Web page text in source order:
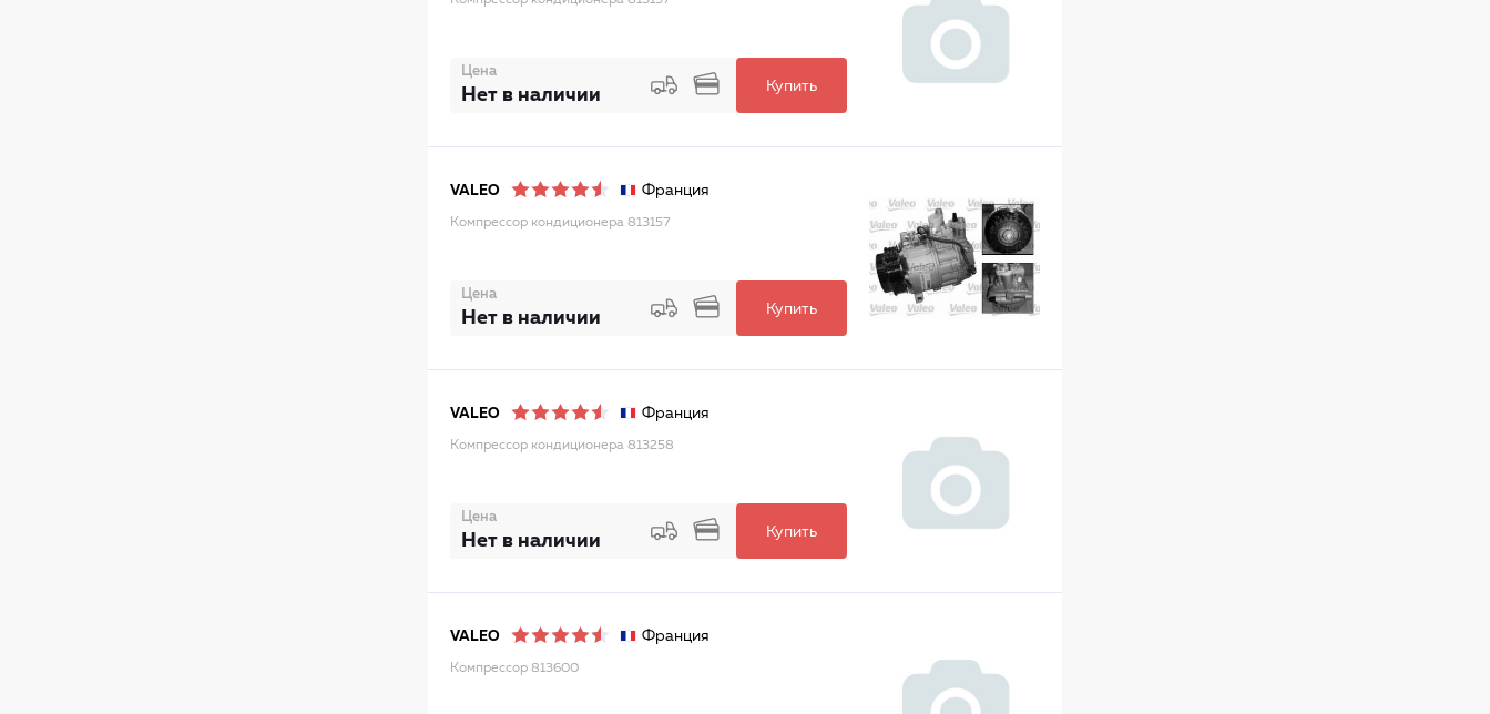
Цена
Нет в наличии Купить
VALEO Франция
Компрессор кондиционера 813157
Цена
Нет в наличии Купить
VALEO Франция
Компрессор кондиционера 813258
Цена
Нет в наличии Купить
VALEO Франция
Компрессор 813600